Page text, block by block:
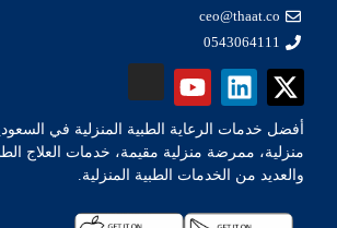
ceo@thaat.co
0543064111
أفضل خدمات الرعاية الطبية المنزلية في
منزلية، ممرضة منزلية مقيمة، خدمات العلاج
والعديد من الخدمات الطبية المنزلية.